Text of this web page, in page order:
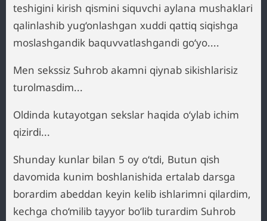
teshigini kirish qismini siquvchi aylana mushaklari
qalinlashib yug‘onlashgan xuddi qattiq siqishga
moslashgandik baquvvatlashgandi go‘yo....
Men sekssiz Suhrob akamni qiynab sikishlarisiz
turolmasdim...
Oldinda kutayotgan sekslar haqida o‘ylab ichim
qizirdi...
Shunday kunlar bilan 5 oy o‘tdi, Butun qish
davomida kunim boshlanishida ertalab darsga
borardim abeddan keyin kelib ishlarimni qilardim,
kechga cho‘milib tayyor bo‘lib turardim Suhrob